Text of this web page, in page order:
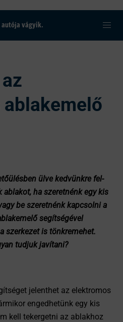
autója vágyik.
ülve kedvünkre fel-
ablakot, ha szeretnénk egy kis
be szeretnénk kapcsolni a
segítségével
szerkezet is tönkremehet.
tudjuk javítani?
jelenthet az elektromos
engedhetünk egy kis
kell tekergetni az ablakhoz